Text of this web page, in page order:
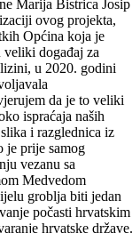
Marija Bistrica Josip
ovog projekta,
Općina koja je
veliki događaj za
u 2020. godini
da je to veliki
ispraćaja naših
i razglednica iz
je prije samog
vezanu sa
Medvedom
groblja biti jedan
počasti hrvatskim
hrvatske države.